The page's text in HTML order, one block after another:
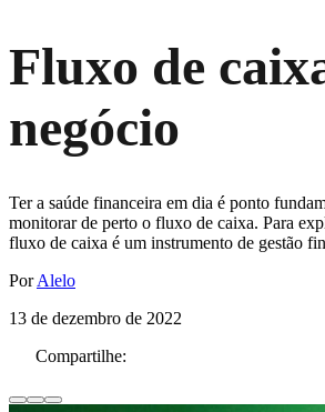
Fluxo de
negócio
Ter a saúde financeira em dia é ponto
monitorar de perto o fluxo de caixa. Para
fluxo de caixa é um instrumento de gestão
PorAlelo
13 de dezembro de 2022
Compartilhe: